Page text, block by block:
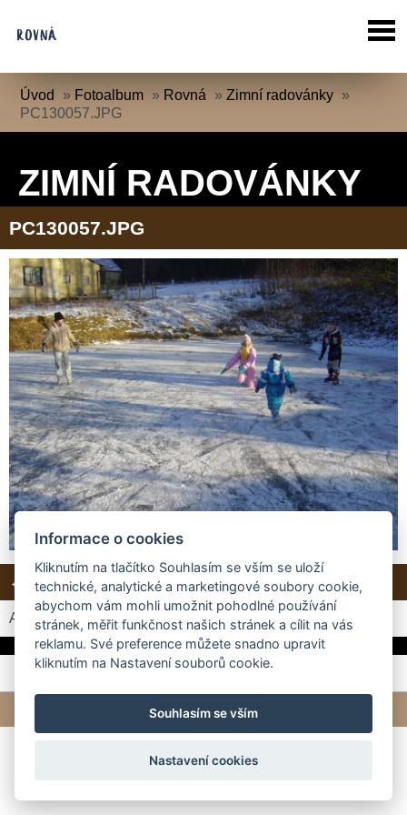
Úvod » Fotoalbum » Rovná »Zimní radovánky »
PC130057.JPG
ZIMNÍ RADOVÁNKY
PC130057.JPG
← Předchozí Další → Zpět do složky
Automatické procházení: 3| |5| | 7 (čas ve vteřinách)
© 2026 eStránky.cz | Tvorba webových stránek
Informace o cookies
Kliknutím na tlačítko Souhlasím se vším se uloží
technické, analytické a marketingové soubory cookie,
abychom vám mohli umožnit pohodlné používání
stránek, měřit funkčnost našich stránek a cílit na vás
reklamu. Své preference můžete snadno upravit
kliknutím na Nastavení souborů cookie.
Souhlasím se vším
Nastavení cookies